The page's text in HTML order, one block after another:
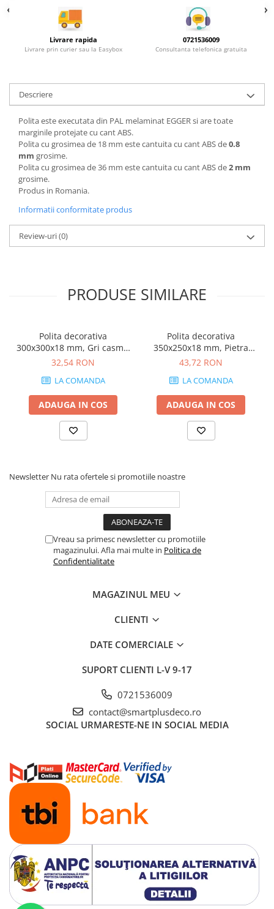
Livrare rapida
Livrare prin curier sau la Easybox
0721536009
Consultanta telefonica gratuita
Descriere
Polita este executata din PAL melaminat EGGER si are toate
marginile protejate cu cant ABS.
Polita cu grosimea de 18 mm este cantuita cu cant ABS de0.8
mm grosime.
Polita cu grosimea de 36 mm este cantuita cu cant ABS de2 mm
grosime.
Produs in Romania.
Informatii conformitate produs
Review-uri(0)
PRODUSE SIMILARE
Polita decorativa
300x300x18 mm, Gri casmir
U702 ST9, grosime 18 mm
32,54 RON
LA COMANDA
ADAUGA IN COS
Polita decorativa
350x250x18 mm, Pietra
Grigia negru F206 ST9,
43,72 RON
LA COMANDA
ADAUGA IN COS
Newsletter Nu rata ofertele si promotiile noastre
Vreau sa primesc newsletter cu promotiile
magazinului. Afla mai multe in Politica de
Confidentialitate
MAGAZINUL MEU
CLIENTI
DATE COMERCIALE
SUPORT CLIENTI L-V 9-17
0721536009
contact@smartplusdeco.ro
SOCIAL URMARESTE-NE IN SOCIAL MEDIA